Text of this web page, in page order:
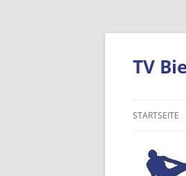
TV
STARTSEITE